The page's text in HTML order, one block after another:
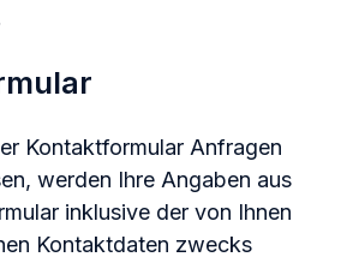
Kontaktformular Anfragen
werden Ihre Angaben aus
inklusive der von Ihnen
Kontaktdaten zwecks